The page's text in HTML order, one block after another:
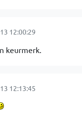
12:00:29
keurmerk.
12:13:45